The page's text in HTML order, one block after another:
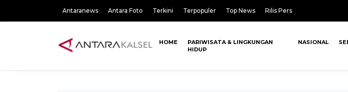
Antaranews Antara Foto Terkini Terpopuler Top News Rilis Pers
HOME
PARIWISATA & LINGKUNGAN
HIDUP
NASIONAL